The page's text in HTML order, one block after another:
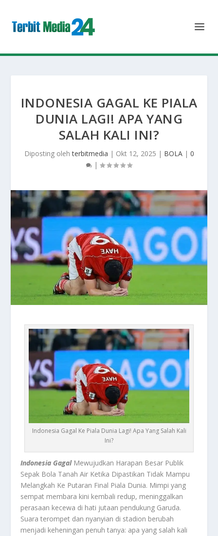
INDONESIA GAGAL KE PIALA
DUNIA LAGI! APA YANG
SALAH KALI INI?
Diposting olehterbitmedia | Okt 12, 2025 | BOLA| 0
|
Indonesia Gagal Ke Piala Dunia Lagi! Apa Yang Salah Kali
Ini?
Indonesia GagalMewujudkan Harapan Besar Publik
Sepak Bola Tanah Air Ketika Dipastikan Tidak Mampu
Melangkah Ke Putaran Final Piala Dunia. Mimpi yang
sempat membara kini kembali redup, meninggalkan
perasaan kecewa di hati jutaan pendukung Garuda.
Suara terompet dan nyanyian di stadion berubah
menjadi keheningan penuh tanya: apa yang salah kali